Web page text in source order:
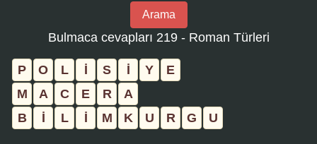
Oyunu
bulmaca
girin
ve
tıklayın:
Arama
Bulmaca cevapları 219 - Roman Türleri
P O L İ S İ Y
E
M
A C E R
A
B
İ L İ M K U R G U